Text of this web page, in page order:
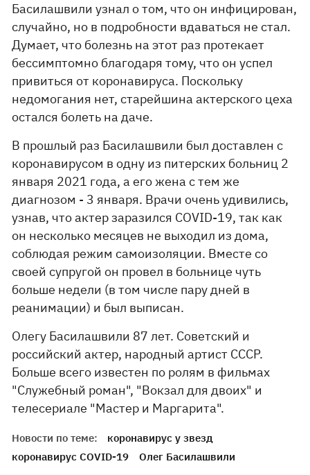
Басилашвили узнал о том, что он инфицирован,
случайно, но в подробности вдаваться не стал.
Думает, что болезнь на этот раз протекает
бессимптомно благодаря тому, что он успел
привиться от коронавируса. Поскольку
недомогания нет, старейшина актерского цеха
остался болеть на даче.
В прошлый раз Басилашвили был доставлен с
коронавирусом в одну из питерских больниц 2
января 2021 года, а его жена с тем же
диагнозом - 3 января. Врачи очень удивились,
узнав, что актер заразился COVID-19, так как
он несколько месяцев не выходил из дома,
соблюдая режим самоизоляции. Вместе со
своей супругой он провел в больнице чуть
больше недели (в том числе пару дней в
реанимации) и был выписан.
Олегу Басилашвили 87 лет. Советский и
российский актер, народный артист СССР.
Больше всего известен по ролям в фильмах
"Служебный роман", "Вокзал для двоих" и
телесериале "Мастер и Маргарита".
Новости по теме:
коронавирус у звезд
коронавирус COVID-19
Олег Басилашвили